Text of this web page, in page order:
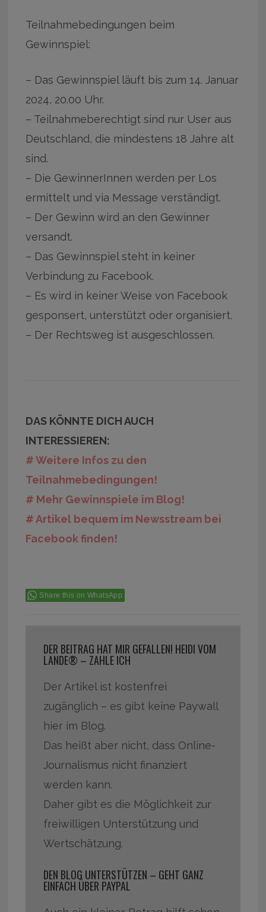
Teilnahmebedingungen beim
Gewinnspiel:
– Das Gewinnspiel läuft bis zum 14. Januar
2024, 20.00 Uhr.
– Teilnahmeberechtigt sind nur User aus
Deutschland, die mindestens 18 Jahre alt
sind.
– Die GewinnerInnen werden per Los
ermittelt und via Message verständigt.
– Der Gewinn wird an den Gewinner
versandt.
– Das Gewinnspiel steht in keiner
Verbindung zu Facebook.
– Es wird in keiner Weise von Facebook
gesponsert, unterstützt oder organisiert.
– Der Rechtsweg ist ausgeschlossen.
DAS KÖNNTE DICH AUCH
INTERESSIEREN:
# Weitere Infos zu den
Teilnahmebedingungen!
# Mehr Gewinnspiele im Blog!
# Artikel bequem im Newsstream bei
Facebook finden!
Share this on WhatsApp
DER BEITRAG HAT MIR GEFALLEN! HEIDI VOM
LANDE® – ZAHLE ICH
Der Artikel ist kostenfrei
zugänglich – es gibt keine Paywall
hier im Blog.
Das heißt aber nicht, dass Online-
Journalismus nicht finanziert
werden kann.
Daher gibt es die Möglichkeit zur
freiwilligen Unterstützung und
Wertschätzung.
DEN BLOG UNTERSTÜTZEN – GEHT GANZ
EINFACH ÜBER PAYPAL